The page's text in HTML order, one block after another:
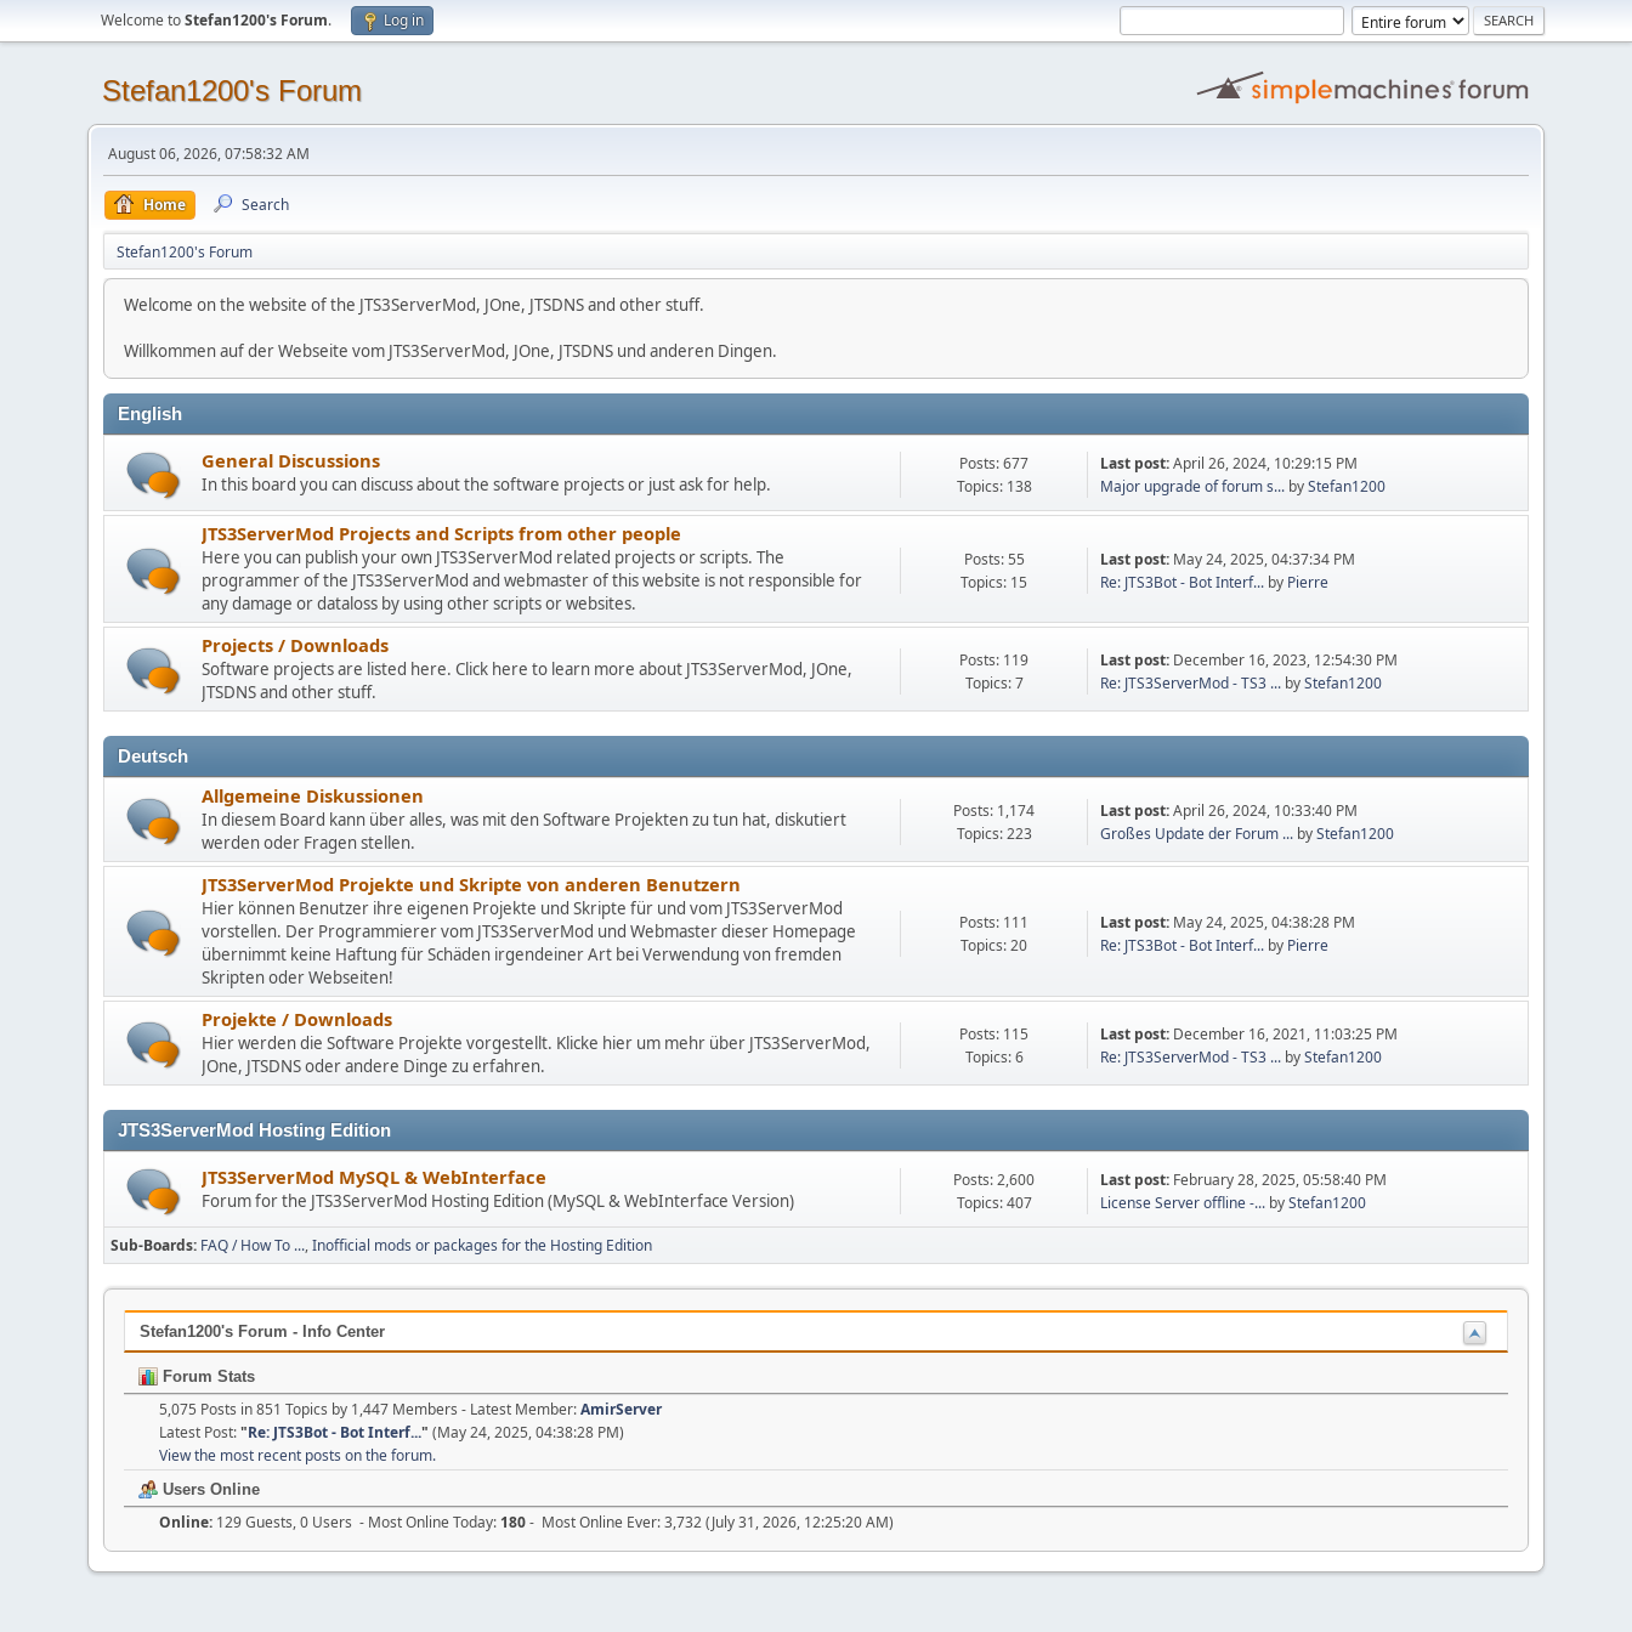
Welcome toStefan1200's Forum. Log in
Stefan1200's Forum
August 06, 2026, 07:58:32 AM
Home Search
Stefan1200's Forum
Welcome on the website of the JTS3ServerMod, JOne, JTSDNS and other stuff.
Willkommen auf der Webseite vom JTS3ServerMod, JOne, JTSDNS und anderen Dingen.
English
General Discussions
In this board you can discuss about the software projects or just ask for help.
Posts: 677
Topics: 138
Last post:April 26, 2024, 10:29:15 PM
Major upgrade of forum s... byStefan1200
JTS3ServerMod Projects and Scripts from other people
Here you can publish your own JTS3ServerMod related projects or scripts. The
programmer of the JTS3ServerMod and webmaster of this website is not responsible for
any damage or dataloss by using other scripts or websites.
Posts: 55
Topics: 15
Last post: May 24, 2025, 04:37:34 PM
Re: JTS3Bot - Bot Interf... by Pierre
Projects / Downloads
Software projects are listed here. Click here to learn more about JTS3ServerMod, JOne,
JTSDNS and other stuff.
Posts: 119
Topics: 7
Last post: December 16, 2023, 12:54:30 PM
Re: JTS3ServerMod - TS3 ... byStefan1200
Deutsch
Allgemeine Diskussionen
In diesem Board kann über alles, was mit den Software Projekten zu tun hat, diskutiert
werden oder Fragen stellen.
Posts: 1,174
Topics: 223
Last post:April 26, 2024, 10:33:40 PM
Großes Update der Forum ... byStefan1200
JTS3ServerMod Projekte und Skripte von anderen Benutzern
Hier können Benutzer ihre eigenen Projekte und Skripte für und vom JTS3ServerMod
vorstellen. Der Programmierer vom JTS3ServerMod und Webmaster dieser Homepage
übernimmt keine Haftung für Schäden irgendeiner Art bei Verwendung von fremden
Skripten oder Webseiten!
Posts: 111
Topics: 20
Last post: May 24, 2025, 04:38:28 PM
Re: JTS3Bot - Bot Interf... by Pierre
Projekte / Downloads
Hier werden die Software Projekte vorgestellt. Klicke hier um mehr über JTS3ServerMod,
JOne, JTSDNS oder andere Dinge zu erfahren.
Posts: 115
Topics: 6
Last post: December 16, 2021, 11:03:25 PM
Re: JTS3ServerMod - TS3 ... byStefan1200
JTS3ServerMod Hosting Edition
JTS3ServerMod MySQL & WebInterface
Forum for the JTS3ServerMod Hosting Edition (MySQL & WebInterface Version)
Posts: 2,600
Topics: 407
Last post: February 28, 2025, 05:58:40 PM
License Server offline -... byStefan1200
Sub-Boards FAQ / How To ... Inofficial mods or packages for the Hosting Edition
Stefan1200's Forum - Info Center
Forum Stats
5,075 Posts in 851 Topics by 1,447 Members - Latest Member:AmirServer
Latest Post:"Re: JTS3Bot - Bot Interf..." (May 24, 2025, 04:38:28 PM)
View the most recent posts on the forum.
Users Online
Online: 129 Guests, 0 Users - Most Online Today: 180- Most Online Ever: 3,732 (July 31, 2026, 12:25:20 AM)